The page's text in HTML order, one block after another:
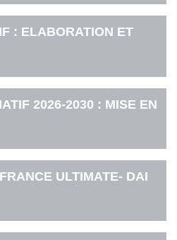
: ELABORATION ET
2026-2030 : MISE EN
ULTIMATE- DAI